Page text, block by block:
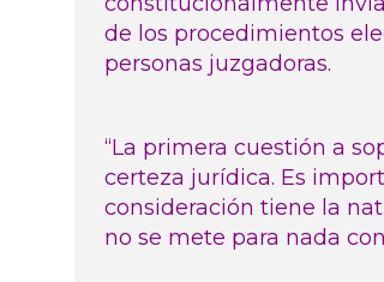
de los procedimientos
personas juzgadoras.
“La primera cuestión a
certeza jurídica. Es
consideración tiene la
no se mete para nada